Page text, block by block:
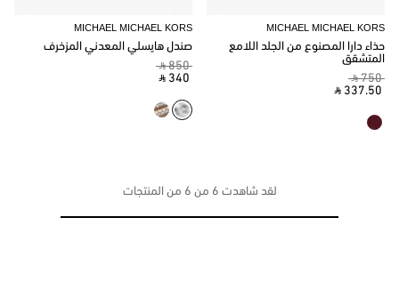
MICHAEL MICHAEL KORS
حذاء دارا المصنوع من الجلد اللامع
المتشقق
‎ ⃁ 750 ‎
‎ ⃁ 337.50 ‎
MICHAEL MICHAEL KORS
صندل هايسلي المعدني المزخرف
‎ ⃁ 850 ‎
‎ ⃁ 340 ‎
لقد شاهدت 6 من 6 من المنتجات